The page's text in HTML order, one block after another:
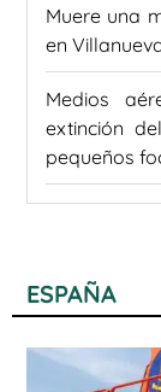
Muere una
en
Medios
extinción
pequeños
ESPAÑA